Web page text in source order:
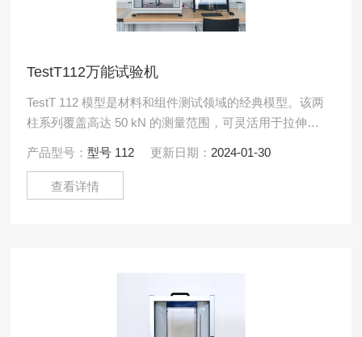
TestT112万能试验机
TestT 112 模型是材料和组件测试领域的经典模型。该两
柱系列覆盖高达 50 kN 的测量范围，可灵活用于拉伸、
产品型号：型号 112 更新日期： 2024-01-30
查看详情